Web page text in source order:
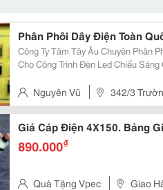
Phân Phôi Dây Điện Toàn
Công Ty Tâm Tây Âu Chuyên Phân Phối Dây Điện Cadivi, Dafaco, Thiết Bị Điện
Cho Công Trình Đèn Led Chiếu Sáng Các Loại Mọi Chi Tiết Xin Liên Hệ:
Nguyên Vũ 342/3
Giá Cáp Điện 4X150. Bảng
890.000₫
Quà Tặng Vpec Giao